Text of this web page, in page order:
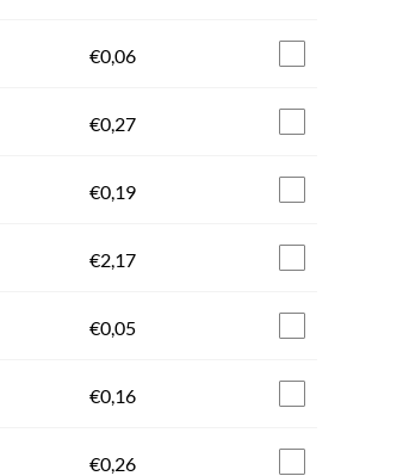
€0,06
€0,27
€0,19
€2,17
€0,05
€0,16
€0,26